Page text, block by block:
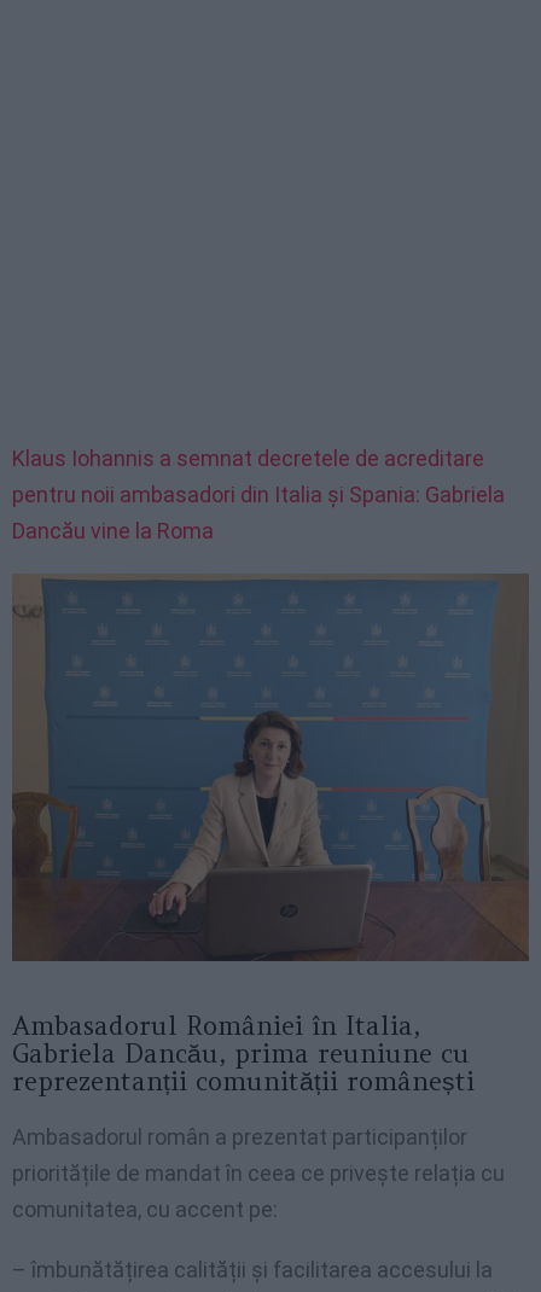
Klaus Iohannis a semnat decretele de acreditare
pentru noii ambasadori din Italia și Spania: Gabriela
Dancău vine la Roma
Ambasadorul României în Italia,
Gabriela Dancău, prima reuniune cu
reprezentanții comunității românești
Ambasadorul român a prezentat participanților
prioritățile de mandat în ceea ce privește relația cu
comunitatea, cu accent pe:
– îmbunătățirea calității și facilitarea accesului la